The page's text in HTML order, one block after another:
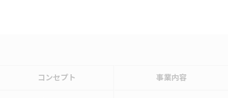
コンセプト 事業内容